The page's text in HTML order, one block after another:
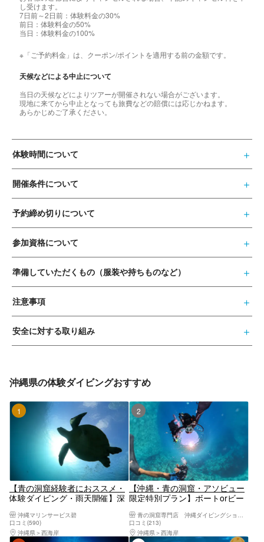
し受けます。
7日前～2日前：体験料金の30%
前日：体験料金の50%
当日：体験料金の100%
※「ご予約料金」は、クーポン/ポイントを適用する前の金額です。
天候などによる中止について
当日の天候などによりツアーが開催されない場合がございます。
現地に来てから中止となっても旅費などの賠償には応じかねます。
あらかじめご了承ください。
体験時間について
開催条件について
予約締め切りについて
参加資格について
準備していただくもの（服装や持ちものなど）
注意事項
安全に対する取り組み
沖縄県の体験ダイビングおすすめ
1位
【青の洞窟経験者におススメ・
体験ダイビング・雨天開催】深
心の完全貸し切りツアー☆手ぶ
らでOK☆当日予約・初心者、泳
げない方大歓迎！☆シャワード
沖縄マリンサービス碧
口コミ(590)
沖縄県
西海岸
【沖縄・青の洞窟・アソビュー
限定特別プラン】ボートorビー
へプライベート体験ダイビン
グ！フルフェイスマスク選択無
料・insta360無料レンタル
青の洞窟専門店 沖縄ダイビングショップ和
口コミ(213)
沖縄県
西海岸